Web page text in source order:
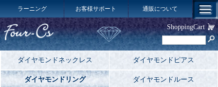
ラーニング お客様サポート 通販について
ダイヤモンドネックレス ダイヤモンドピアス
ダイヤモンドリング ダイヤモンドルース
ShoppingCart